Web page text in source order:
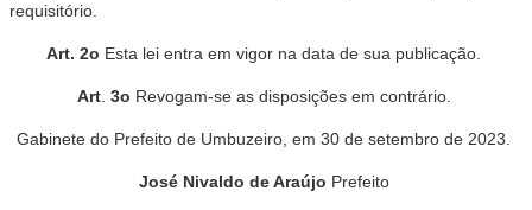
requisitório
Art. 2o Esta lei entra em vigor na data de sua publicação
Art. 3o Revogam-se as disposições em contrário.
Gabinete do Prefeito de Umbuzeiro em 30 de setembro de 2023
José Nivaldo deAraújo Prefeito